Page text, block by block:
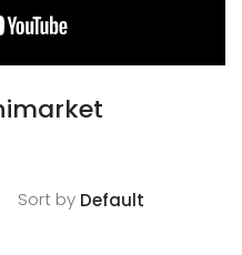
Sort by